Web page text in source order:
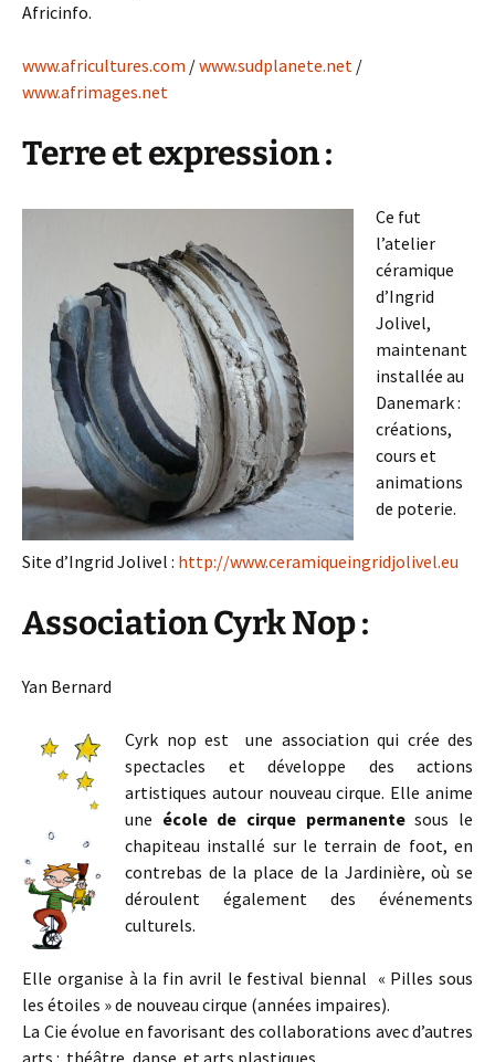
Africinfo.
www.africultures.com /www.sudplanete.net /
www.afrimages.net
Terre et expression :
Ce fut
l’atelier
céramique
d’Ingrid
Jolivel,
maintenant
installée au
Danemark :
créations,
cours et
animations
de poterie.
Site d’Ingrid Jolivel : http://www.ceramiqueingridjolivel.eu
Association Cyrk Nop :
Yan Bernard
Cyrk nop est une association qui crée des
spectacles et développe des actions
artistiques autour nouveau cirque. Elle anime
une école de cirque permanentesous le
chapiteau installé sur le terrain de foot, en
contrebas de la place de la Jardinière, où se
déroulent également des événements
culturels.
Elle organise à la fin avril le festival biennal « Pilles sous
les étoiles » de nouveau cirque (années impaires).
La Cie évolue en favorisant des collaborations avec d’autres
arts : théâtre, danse et arts plastiques.